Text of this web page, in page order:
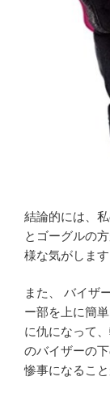
結論的には、
とゴーグルの
様な気がします
また、 バイザ
ー部を上に簡
に仇になって
のバイザーの
惨事になること